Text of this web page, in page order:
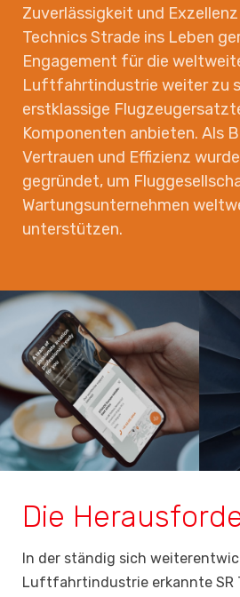
Zuverlässigkeit und
Technics Strade ins Leben
Engagement für die
Luftfahrtindustrie weiter zu
erstklassige
Komponenten anbieten. Als
Vertrauen und Effizienz
gegründet, um
Wartungsunternehmen
unterstützen.
Die
In der ständig sich
Luftfahrtindustrie erkannte SR